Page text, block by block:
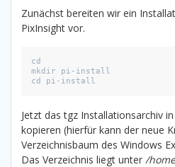
Zunächst bereiten wir ein
PixInsight vor.
cd
mkdir pi-install
cd pi-install
Jetzt das tgz Installationsarchiv
kopieren (hierfür kann der neue
Verzeichnisbaum des Windows
Das Verzeichnis liegt unter /